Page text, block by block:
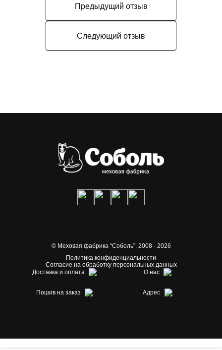
Предыдущий отзыв
Следующий отзыв
© Меховая фабрика “Соболь”,2008 - 2026
Политика конфиденциальности
Согласие на обработку персональных данных
Доставка и оплата
О нас
Пошив на заказ Адрес